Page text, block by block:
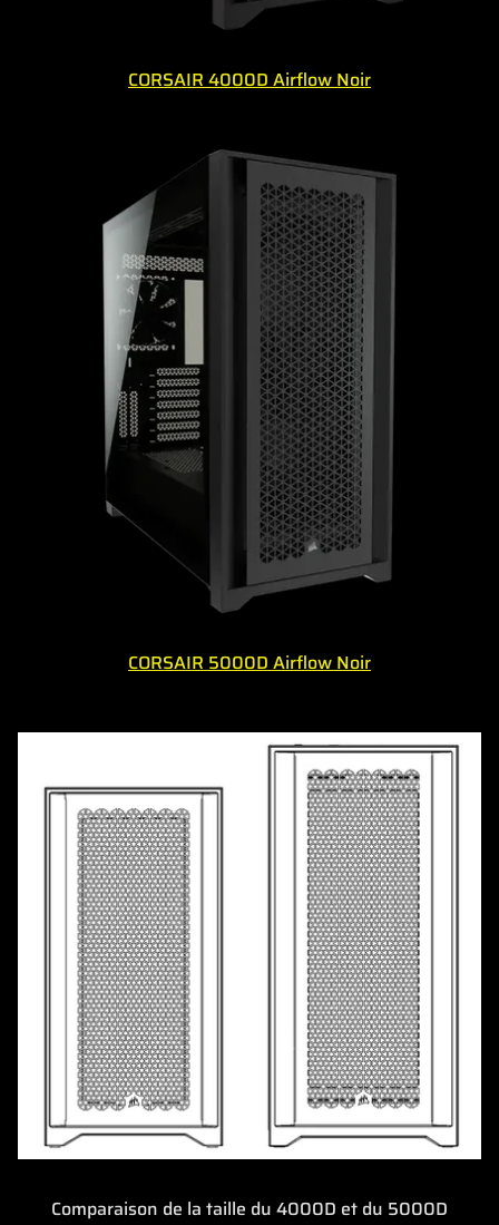
CORSAIR 4000D Airflow Noir
CORSAIR 5000D Airflow Noir
Comparaison de la taille du 4000D et du 5000D